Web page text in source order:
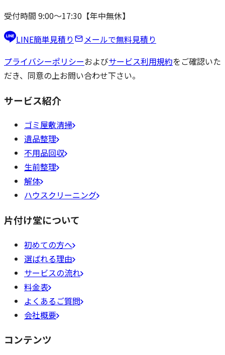
受付時間 9:00〜17:30【年中無休】
LINE簡単見積り
メールで無料見積り
プライバシーポリシーおよびサービス利用規約をご確認いた
だき、同意の上お問い合わせ下さい。
サービス紹介
ゴミ屋敷清掃
遺品整理
不用品回収
生前整理
解体
ハウスクリーニング
片付け堂について
初めての方へ
選ばれる理由
サービスの流れ
料金表
よくあるご質問
会社概要
コンテンツ